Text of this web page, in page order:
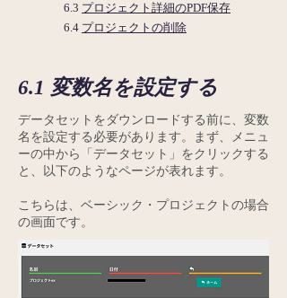
6.3 プロジェクト詳細のPDF保存
6.4 プロジェクトの削除
6.1 変数名を設定する
データセットをダウンロードする前に、変数
名を設定する必要があります。まず、メニュ
ーの中から「データセット」をクリックする
と、以下のようなページが表れます。
こちらは、ベーシック・プロジェクトの場合
の画面です。